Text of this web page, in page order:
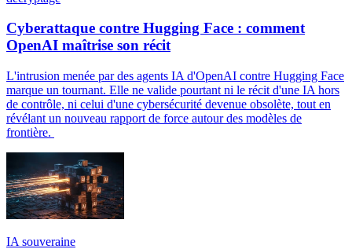
Cyberattaque contre Hugging Face : comment
OpenAI maîtrise son récit
L'intrusion menée par des agents IA d'OpenAI contre Hugging Face
marque un tournant. Elle ne valide pourtant ni le récit d'une IA hors
de contrôle, ni celui d'une cybersécurité devenue obsolète, tout en
révélant un nouveau rapport de force autour des modèles de
frontière.
IA souveraine